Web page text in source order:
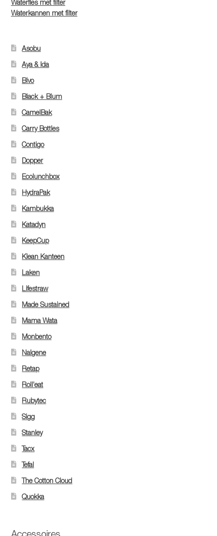
Waterfles met filter
Waterkannen met filter
Asobu
Aya & Ida
Bivo
Black + Blum
CamelBak
Carry Bottles
Contigo
Dopper
Ecolunchbox
HydraPak
Kambukka
Katadyn
KeepCup
Klean Kanteen
Laken
Lifestraw
Made Sustained
Mama Wata
Monbento
Nalgene
Retap
Roll’eat
Rubytec
Sigg
Stanley
Tacx
Tefal
The Cotton Cloud
Quokka